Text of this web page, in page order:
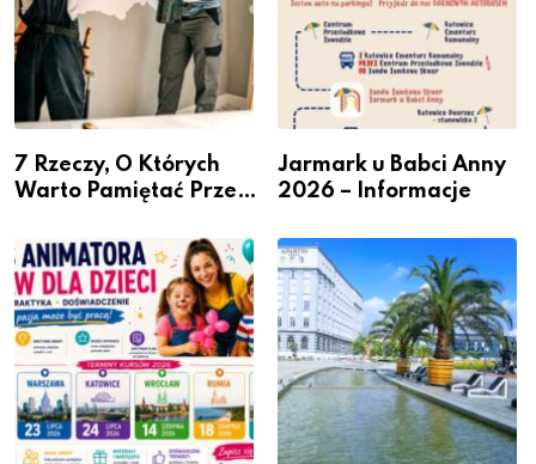
7 Rzeczy, O Których
Warto Pamiętać Przed
Jarmark u Babci Anny
2026 – Informacje